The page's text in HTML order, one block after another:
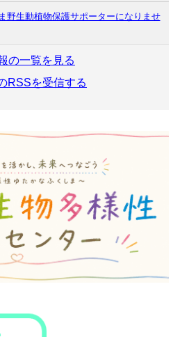
野生動植物保護サポーターになりませ
の一覧を見る
RSSを受信する